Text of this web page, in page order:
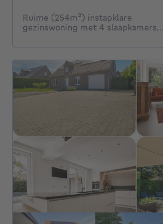
Ruime (254m²) instapklare
gezinswoning met 4 slaapkamers,..